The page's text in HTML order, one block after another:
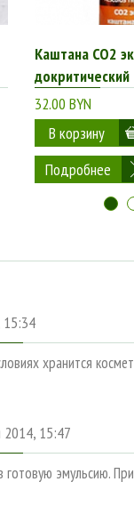
Каштана СО2
32.00 BYN
Подробнее
15:34
хранится
2014, 15:47
готовую эмульсию.